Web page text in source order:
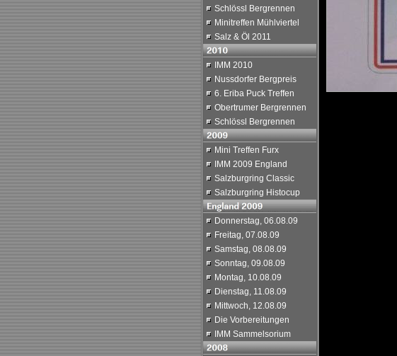
Schlössl Bergrennen
Minitreffen Mühlviertel
Salz & Öl 2011
IMM 2010
Nussdorfer Bergpreis
6. Eriba Puck Treffen
Obertrumer Bergrennen
Schlössl Bergrennen
Mini Treffen Furx
IMM 2009 England
Salzburgring Classic
Salzburgring Histocup
Donnerstag, 06.08.09
Freitag, 07.08.09
Samstag, 08.08.09
Sonntag, 09.08.09
Montag, 10.08.09
Dienstag, 11.08.09
Mittwoch, 12.08.09
Die Vorbereitungen
IMM Sammelsorium